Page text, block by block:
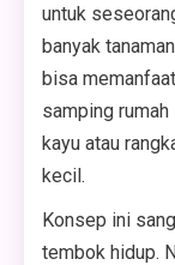
untuk
banyak
bisa
samping rumah
kayu atau
kecil.
Konsep ini
tembok hidup.